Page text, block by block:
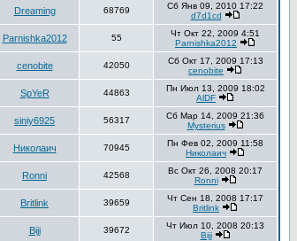
Dreaming 68769
Сб Янв 09, 2010 17:22
d7d1cd
Parnishka2012 55
Чт Окт 22, 2009 4:51
Parnishka2012
cenobite 42050
Сб Окт 17, 2009 17:13
cenobite
SpYeR 44863
Пн Июл 13, 2009 18:02
AlDF
siniy6925 56317
Сб Мар 14, 2009 21:36
Mysterius
Николаич 70945
Пн Фев 02, 2009 11:58
Николаич
Ronni 42568
Вс Окт 26, 2008 20:17
Ronni
Britlink 39659
Чт Сен 18, 2008 17:17
Britlink
Biji 39672
Чт Июл 10, 2008 20:13
Biji